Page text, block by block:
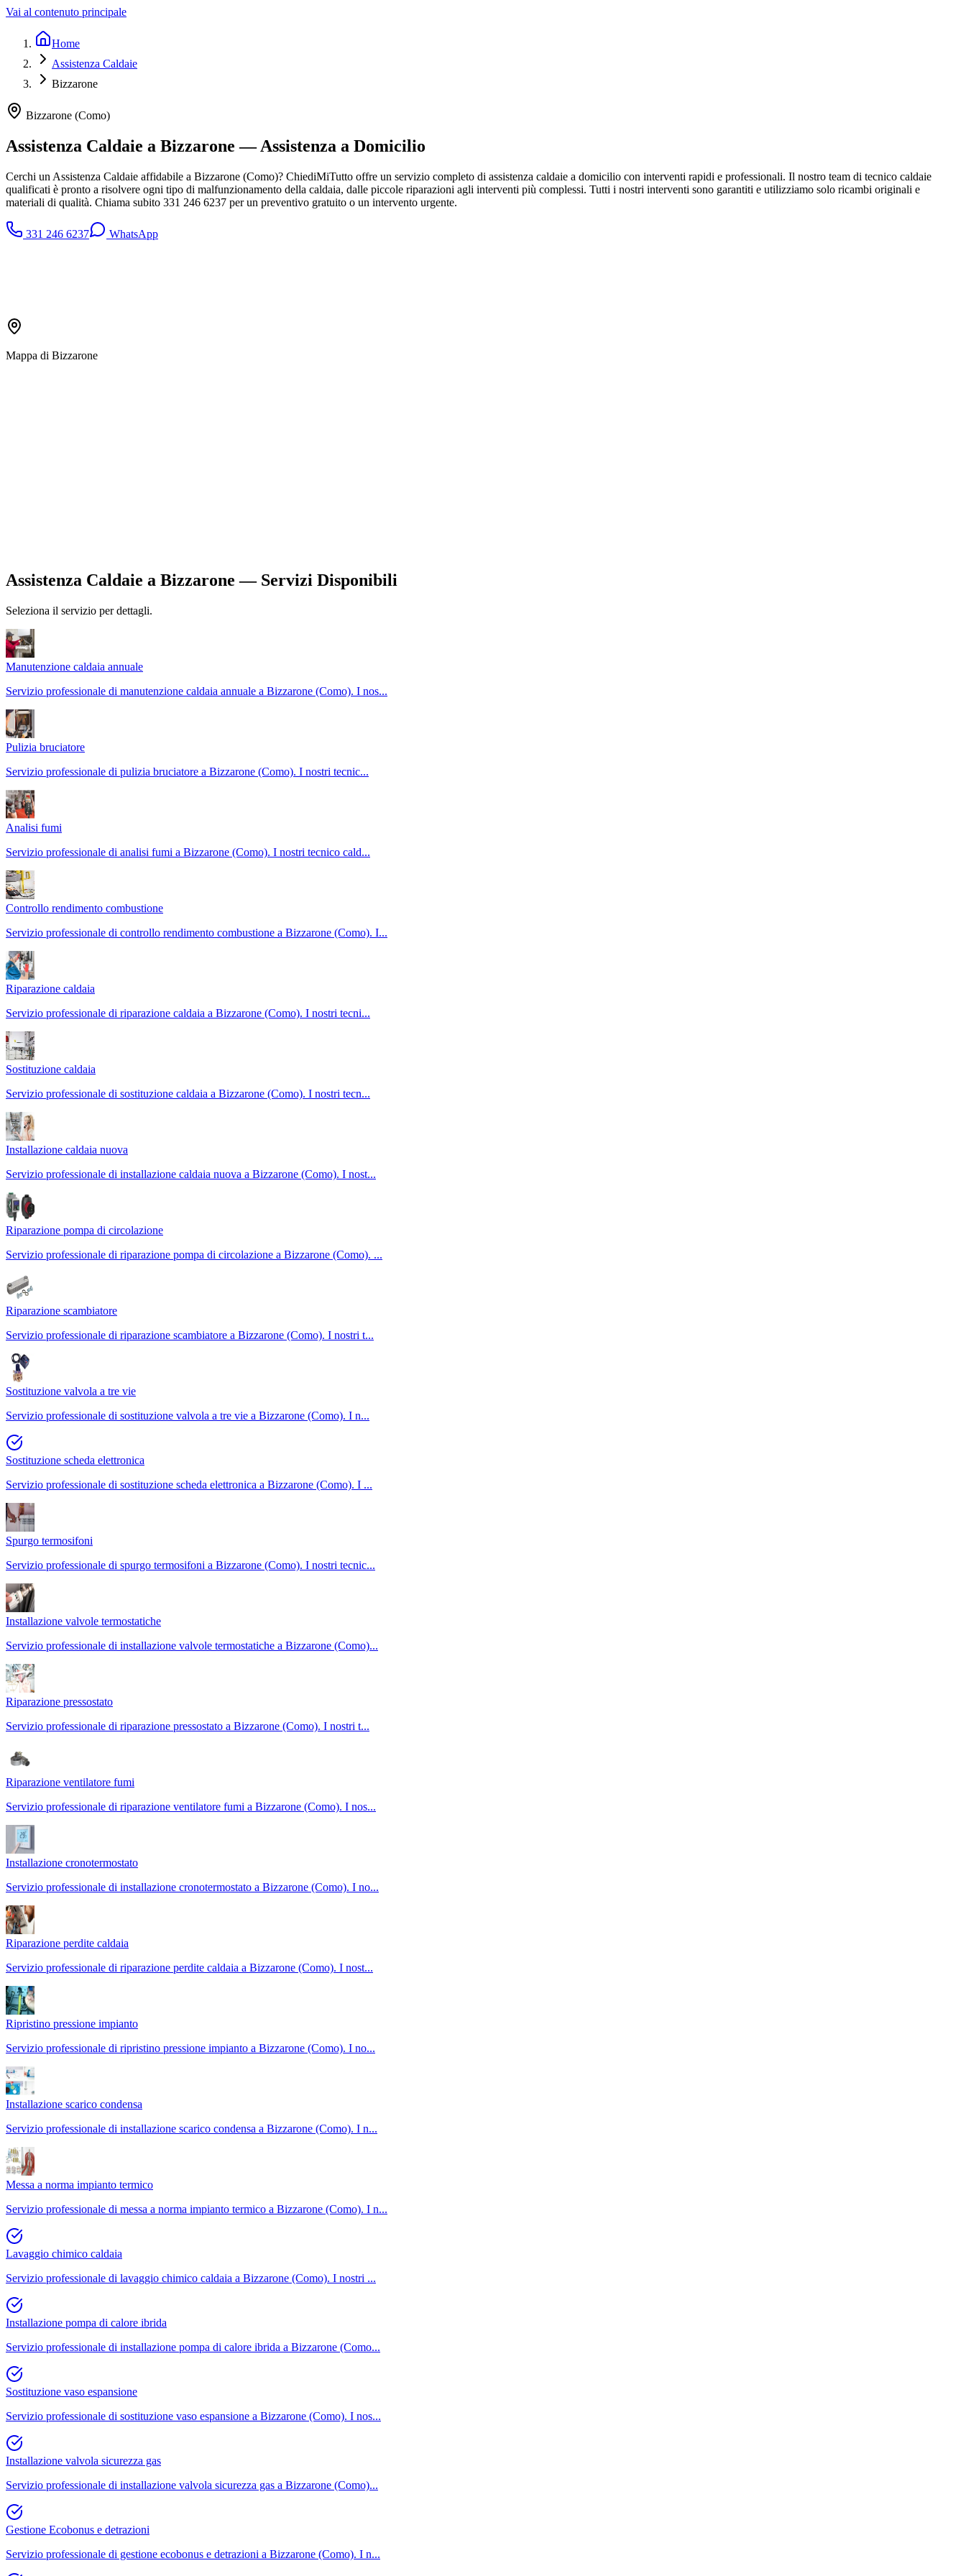
Vai al contenuto principale
Home
Assistenza Caldaie
Bizzarone
Bizzarone (Como)
Assistenza Caldaie a Bizzarone — Assistenza a Domicilio
Cerchi un Assistenza Caldaie affidabile a Bizzarone (Como)? ChiediMiTutto offre un servizio completo di assistenza caldaie a domicilio con interventi rapidi e professionali. Il nostro team di tecnico caldaie
qualificati è pronto a risolvere ogni tipo di malfunzionamento della caldaia, dalle piccole riparazioni agli interventi più complessi. Tutti i nostri interventi sono garantiti e utilizziamo solo ricambi originali e
materiali di qualità. Chiama subito 331 246 6237 per un preventivo gratuito o un intervento urgente.
331 246 6237 WhatsApp
Mappa di Bizzarone
Assistenza Caldaie a Bizzarone — Servizi Disponibili
Seleziona il servizio per dettagli.
Manutenzione caldaia annuale
Servizio professionale di manutenzione caldaia annuale a Bizzarone (Como). I nos...
Pulizia bruciatore
Servizio professionale di pulizia bruciatore a Bizzarone (Como). I nostri tecnic...
Analisi fumi
Servizio professionale di analisi fumi a Bizzarone (Como). I nostri tecnico cald...
Controllo rendimento combustione
Servizio professionale di controllo rendimento combustione a Bizzarone (Como). I...
Riparazione caldaia
Servizio professionale di riparazione caldaia a Bizzarone (Como). I nostri tecni...
Sostituzione caldaia
Servizio professionale di sostituzione caldaia a Bizzarone (Como). I nostri tecn...
Installazione caldaia nuova
Servizio professionale di installazione caldaia nuova a Bizzarone (Como). I nost...
Riparazione pompa di circolazione
Servizio professionale di riparazione pompa di circolazione a Bizzarone (Como). ...
Riparazione scambiatore
Servizio professionale di riparazione scambiatore a Bizzarone (Como). I nostri t...
Sostituzione valvola a tre vie
Servizio professionale di sostituzione valvola a tre vie a Bizzarone (Como). I n...
Sostituzione scheda elettronica
Servizio professionale di sostituzione scheda elettronica a Bizzarone (Como). I ...
Spurgo termosifoni
Servizio professionale di spurgo termosifoni a Bizzarone (Como). I nostri tecnic...
Installazione valvole termostatiche
Servizio professionale di installazione valvole termostatiche a Bizzarone (Como)...
Riparazione pressostato
Servizio professionale di riparazione pressostato a Bizzarone (Como). I nostri t...
Riparazione ventilatore fumi
Servizio professionale di riparazione ventilatore fumi a Bizzarone (Como). I nos...
Installazione cronotermostato
Servizio professionale di installazione cronotermostato a Bizzarone (Como). I no...
Riparazione perdite caldaia
Servizio professionale di riparazione perdite caldaia a Bizzarone (Como). I nost...
Ripristino pressione impianto
Servizio professionale di ripristino pressione impianto a Bizzarone (Como). I no...
Installazione scarico condensa
Servizio professionale di installazione scarico condensa a Bizzarone (Como). I n...
Messa a norma impianto termico
Servizio professionale di messa a norma impianto termico a Bizzarone (Como). I n...
Lavaggio chimico caldaia
Servizio professionale di lavaggio chimico caldaia a Bizzarone (Como). I nostri ...
Installazione pompa di calore ibrida
Servizio professionale di installazione pompa di calore ibrida a Bizzarone (Como...
Sostituzione vaso espansione
Servizio professionale di sostituzione vaso espansione a Bizzarone (Como). I nos...
Installazione valvola sicurezza gas
Servizio professionale di installazione valvola sicurezza gas a Bizzarone (Como)...
Gestione Ecobonus e detrazioni
Servizio professionale di gestione ecobonus e detrazioni a Bizzarone (Como). I n...